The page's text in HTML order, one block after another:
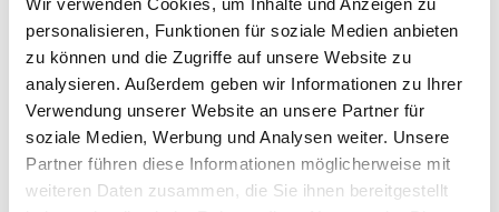
personalisieren, Funktionen für soziale Medien anbieten
zu können und die Zugriffe auf unsere Website zu
analysieren. Außerdem geben wir Informationen zu Ihrer
Verwendung unserer Website an unsere Partner für
soziale Medien, Werbung und Analysen weiter. Unsere
Partner führen diese Informationen möglicherweise mit
weiteren Daten zusammen, die Sie ihnen bereitgestellt
gelernt, ihre Kompetenzbereiche zu definieren
und zu schließen. Deswegen muss man genau
hier ansetzen und den Menschen aufzeigen,
warum eine Vernetzung sinnvoll ist. Michael C.
Reiserer unterstützt ihr Unternehmen bei der
Digitalisierung, um ihr Unternehmen zum
Wachstum zu verhelfen. Vom Standort München
aus unterstützt er als Investor, Speaker und Interim